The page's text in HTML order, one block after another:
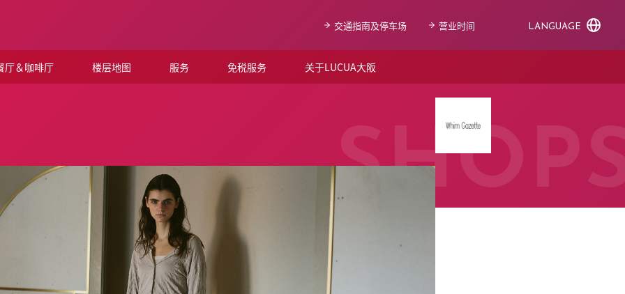
交通指南及停车场 营业时间 LANGUAGE
厅＆咖啡厅 楼层地图 服务 免税服务 关于LUCUA大阪